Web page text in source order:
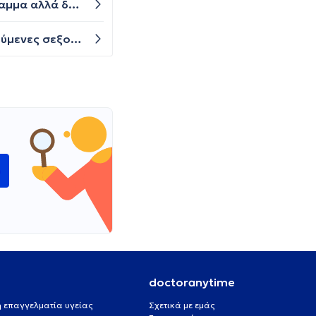
Γεια σας, έχω βρει ότι εχω Πρωτέα στον οφαλο έχω πάρει δύο διαφορετικές αντιβιωσεις μετά από αντιβιογραμμα αλλά δεν έχει φύγει . Η καλλιέργεια βγάζει πάλι Πρωτέα . Δεν είναι κόκκινο το σημείο ούτε πονάει απλά κάποιες στιγμές μέσα στην ημέρα νιώθω σαν τσίμπημα. Τι άλλο μπορώ να κάνω ;
Καλησπέρα. Πρόσφατα προσπάθησα έρθω σε σεξουαλικη επαφή με την κοπέλα μου η οποία δεν έχει προηγούμενες σεξουαλικές εμπειρίες. Η ιστορία έχει ως εξής επειδή φοβόταν και πόναγε στην αρχή αποφασίσαμε να γίνει εισχώρηση με το δάχτυλο ώστε να της σπάσει ο παρθενικός ιμενας κάτι που έγινε κανονικά και μάλιστα έβγαλε και αίμα. Μετά από κάποιες μέρες αποφασίσαμε να ξανακάνουμε άλλη μια προσπάθεια κανονικά. Εχει πρησμένη κοιλιά μέρες και δεν ξέρω αν φταίω από αυτό η επειδή είναι δυσκολία. Έγινε ξανά προσπάθεια αλλά πονούσε οπότε βγήκα και βλέπω αίμα στον βάλανο ελάχιστο .Το αφήσαμε και είπαμε θα δοκιμάσουμε άλλη φορά. Τώρα κάθε μέρα όταν πάει τουαλέτα ακόμα βγάζει αίμα και δεν έχουμε ξαναπρπσπαθησει εδώ και 3 μέρες δεν βγάζει πολύ αλλά λίγο αραιό.
επαγγελματία υγείας
doctoranytime
Σχετικά με εμάς